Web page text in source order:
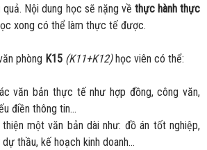
Nội dung học sẽ nặng về thực hành thực
xong có thể làm thực tế được.
phòng K15 (K11+K12)học viên có thể:
văn bản thực tế như hợp đồng, công văn,
điền thông tin…
một văn bản dài như: đồ án tốt nghiệp,
thầu, kế hoạch kinh doanh…